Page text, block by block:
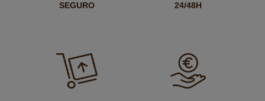
SEGURO
24/48H